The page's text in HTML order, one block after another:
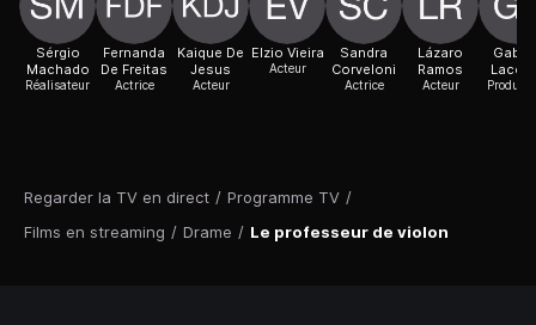
Regarder la TV en direct / Programme TV /
Films en streaming / Drame / Le professeur de violon
Sérgio
Machado
Réalisateur
Fernanda
De Freitas
Actrice
Kaique De
Jesus
Acteur
Elzio Vieira
Acteur
Sandra
Corveloni
Actrice
Lázaro
Ramos
Acteur